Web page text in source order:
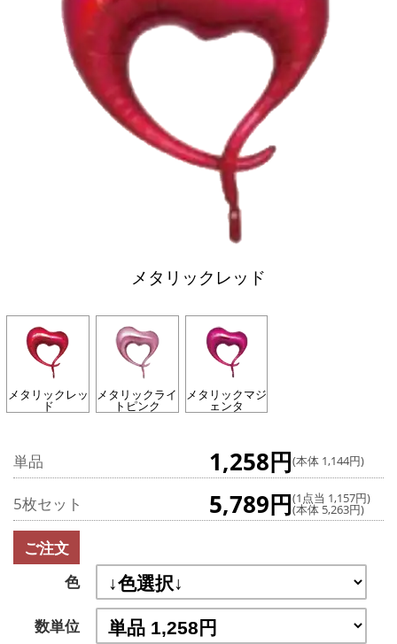
メタリックレッド
メタリックレッ
ド
メタリックライ
トピンク
メタリックマジ
ェンタ
単品 1,258円(本体 1,144円)
5枚セット 5,789円(1点当 1,157円)
(本体 5,263円)
ご注文
色
数単位